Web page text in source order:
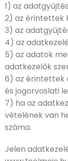
1) az
2) az érintettek
3) az
4) az
5) az adatok
adatkezelők
6) az érintettek
és jogorvoslati
7) ha az
vételének van
száma.
Jelen